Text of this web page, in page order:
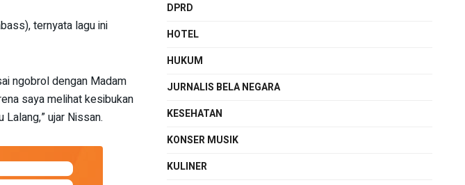
ternyata lagu ini
ngobrol dengan Madam
saya melihat kesibukan
ujar Nissan.
DPRD
HOTEL
HUKUM
JURNALIS BELA NEGARA
KESEHATAN
KONSER MUSIK
KULINER